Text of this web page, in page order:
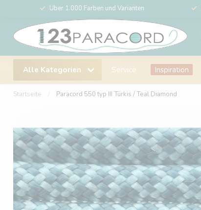
Über 1.000 Farben und Varianten
Alle Kategorien Service Inspiration
Startseite Paracord 550 typ III Türkis / Teal Diamond